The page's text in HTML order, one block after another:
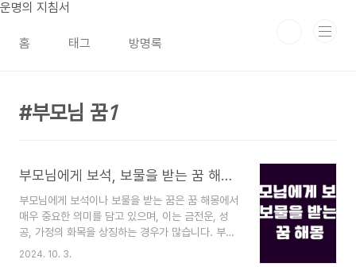
본문 바로가기
운명의 지침서
홈 태그 방명록
부모님 꿈1
부모님에게 보석, 보물을 받는 꿈 해몽: 금전운과 가정의 상징
부모님에게 보석이나 보물을 받는 꿈은 꿈 해몽에서
매우 중요한 의미를 담고 있으며, 이는 금전운, 성
공, 가정의 화목을 상징하는 경우가 많습니다. 부모
님이 등장하는 꿈은 그 자체로도 깊은 의미를 지니
2024. 10. 3.